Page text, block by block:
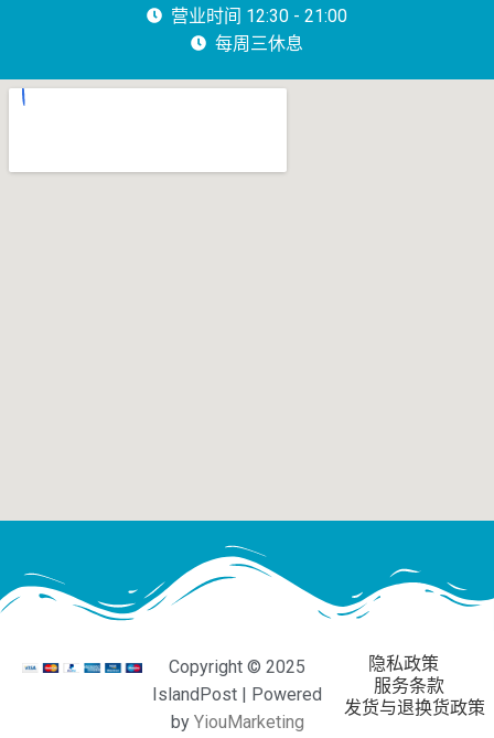
营业时间 12:30 - 21:00
每周三休息
Copyright © 2025
IslandPost | Powered
by YiouMarketing
隐私政策
服务条款
发货与退换货政策